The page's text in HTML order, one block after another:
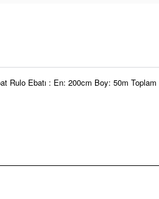
Rulo Ebatı : En: 200cm Boy: 50m